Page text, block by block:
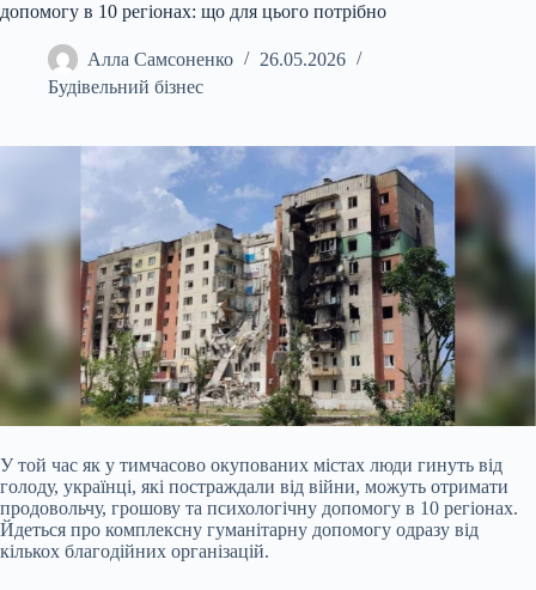
допомогу в 10 регіонах: що для цього потрібно
Алла Самсоненко
26.05.2026
Будівельний бізнес
У той час як у тимчасово окупованих містах люди гинуть від
голоду, українці, які постраждали від війни, можуть отримати
продовольчу, грошову та психологічну допомогу в 10 регіонах.
Йдеться про комплексну гуманітарну допомогу одразу від
кількох благодійних організацій.